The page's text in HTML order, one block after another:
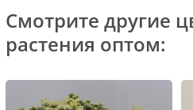
Смотрите другие
растения оптом: